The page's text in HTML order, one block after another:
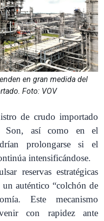
en gran medida del
Foto: VOV
de crudo importado
Son, así como en el
prolongarse si el
intensificándose.
reservas estratégicas
auténtico “colchón de
Este mecanismo
con rapidez ante